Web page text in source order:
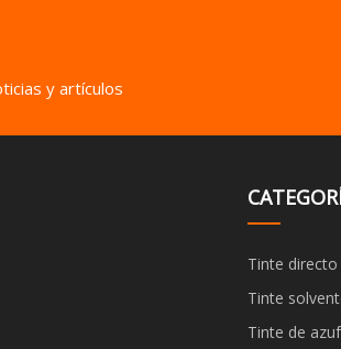
y artículos
Tinte directo
Tinte
Tinte de